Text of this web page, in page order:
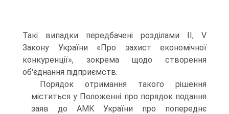
Такі випадки передбачені розді­лами II, V
Закону України «Про захист економічної
конкуре­нції», зокрема щодо створення
об'єднання підприємств.
Порядок отримання такого рішення
міститься у Положен­ні про порядок подання
заяв до АМК України про попереднє